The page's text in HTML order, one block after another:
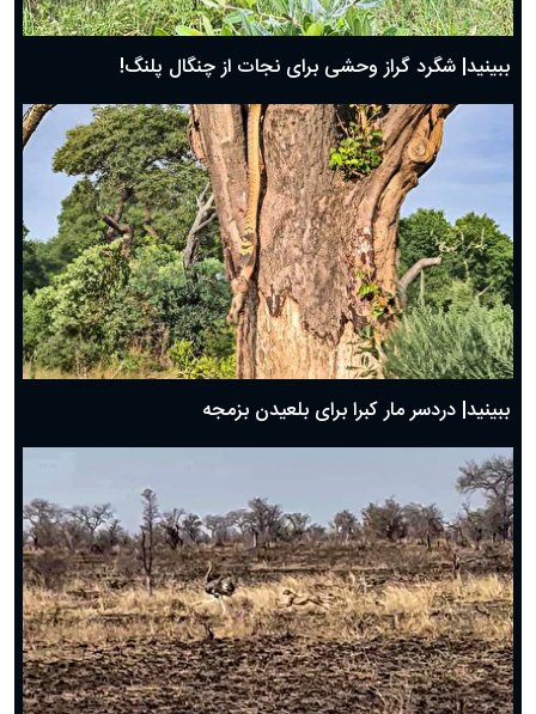
ببینید| شگرد گراز وحشی برای نجات از چنگال پلنگ!
ببینید| دردسر مار کبرا برای بلعیدن بزمجه